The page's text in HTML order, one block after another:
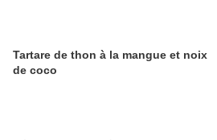
Tartare de thon à la mangue et noix
de coco